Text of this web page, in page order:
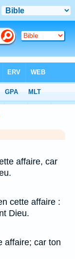
affaire, car
cette affaire :
Dieu.
affaire; car ton